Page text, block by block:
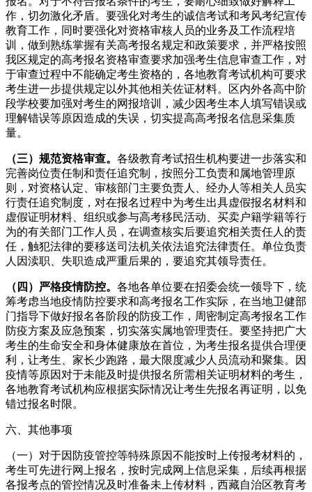
作，切勿激化矛盾。要强化对考生的诚信考试和考风考纪宣传
教育工作，同时要强化对资格审核人员的业务及工作流程培
训，做到熟练掌握有关高考报名规定和政策要求，并严格按照
我区规定的高考报名资格审查要求加强考生信息审查工作，对
于审查过程中不能确定考生资格的，各地教育考试机构可要求
考生进一步提供规定以外其他相关佐证材料。区内外各高中阶
段学校要加强对考生的网报培训，减少因考生本人填写错误或
理解错误等原因造成的失误，切实提高高考报名信息采集质
量。
（三）规范资格审查。 各级教育考试招生机构要进一步落实和
完善岗位责任制和责任追究制，按照分工负责和属地管理原
则，对资格认定、审核部门主要负责人、经办人等相关人员实
行责任追究制度，对在报名过程中为考生出具虚假报名材料和
虚假证明材料、组织或参与高考移民活动、买卖户籍学籍等行
为的有关部门工作人员，在调查核实后要追究相关责任人的责
任，触犯法律的要移送司法机关依法追究法律责任。单位负责
人因渎职、失职造成严重后果的，要追究其领导责任。
（四）严格疫情防控。 各地各单位要在招委会统一领导下，统
筹考虑当地疫情防控要求和高考报名工作实际，在当地卫健部
门指导下做好报名各阶段的防疫工作，周密制定高考报名工作
防疫方案及应急预案，切实落实属地管理责任。要坚持把广大
考生的生命安全和身体健康放在首位，为考生报名提供合理便
利，让考生、家长少跑路，最大限度减少人员流动和聚集。因
疫情等原因对于未能及时提供报名所需相关证明材料的考生，
各地教育考试机构应根据实际情况让考生先报名再证明，以免
错过报名时限。
六、其他事项
（一）对于因防疫管控等特殊原因不能按时上传报考材料的，
考生可先进行网上报名，按时完成网上信息采集，后续再根据
各报考点的管控情况及时准备未上传材料，西藏自治区教育考